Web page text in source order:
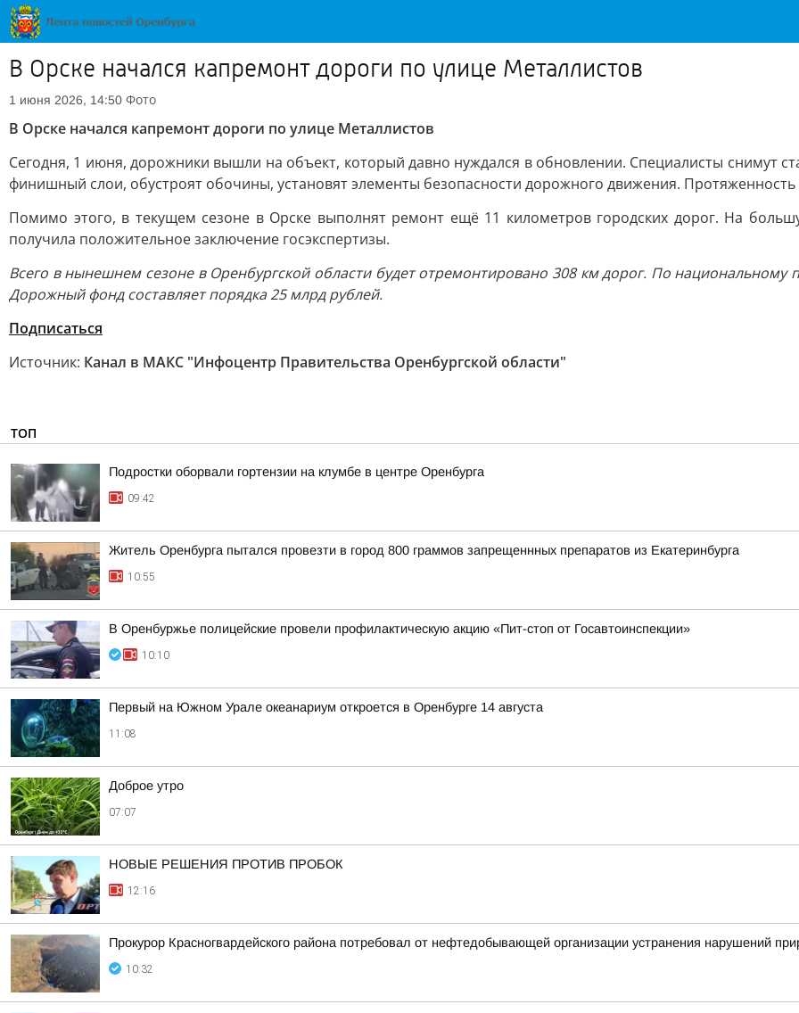
В Орске начался капремонт дороги по улице Металлистов
1 июня 2026, 14:50 Фото
В Орске начался капремонт дороги по улице Металлистов
Сегодня, 1 июня, дорожники вышли на объект, который давно нуждался в обновлении. Специалисты снимут
финишный слои, обустроят обочины, установят элементы безопасности дорожного движения. Протяженность
Помимо этого, в текущем сезоне в Орске выполнят ремонт ещё 11 километров городских дорог. На
получила положительное заключение госэкспертизы.
Всего в нынешнем сезоне в Оренбургской области будет отремонтировано 308 км дорог. По национальному
Дорожный фонд составляет порядка 25 млрд рублей.
Подписаться
Источник: Канал в МАКС "Инфоцентр Правительства Оренбургской области"
ТОП
Подростки оборвали гортензии на клумбе в центре Оренбурга
09:42
Житель Оренбурга пытался провезти в город 800 граммов запрещеннных препаратов из Екатеринбурга
10:55
В Оренбуржье полицейские провели профилактическую акцию «Пит-стоп от Госавтоинспекции»
10:10
Первый на Южном Урале океанариум откроется в Оренбурге 14 августа
11:08
Доброе утро
07:07
НОВЫЕ РЕШЕНИЯ ПРОТИВ ПРОБОК
12:16
Прокурор Красногвардейского района потребовал от нефтедобывающей организации устранения нарушений
10:32